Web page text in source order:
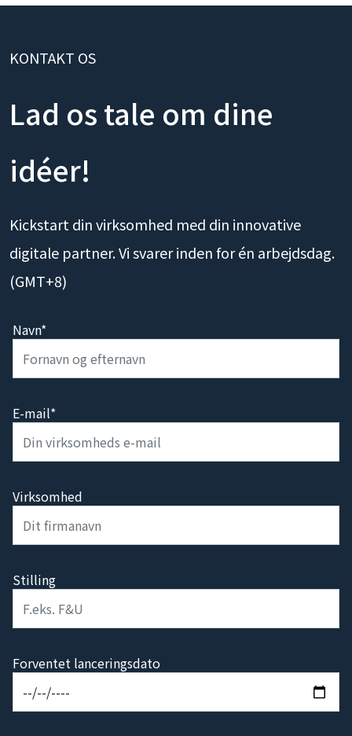
KONTAKT OS
Lad os tale om dine
idéer!
Kickstart din virksomhed med din innovative
digitale partner. Vi svarer inden for én arbejdsdag.
(GMT+8)
Navn*
E-mail*
Virksomhed
Stilling
Forventet lanceringsdato